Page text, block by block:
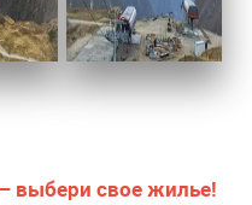
выбери свое жилье!